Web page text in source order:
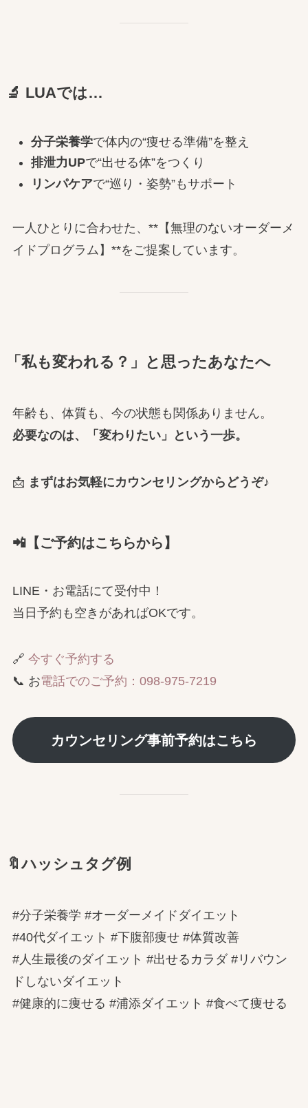
🔬 LUAでは…
分子栄養学で体内の“痩せる準備”を整え
排泄力UPで“出せる体”をつくり
リンパケアで“巡り・姿勢”もサポート
一人ひとりに合わせた、**【無理のないオーダーメ
イドプログラム】**をご提案しています。
「私も変われる？」と思ったあなたへ
年齢も、体質も、今の状態も関係ありません。
必要なのは、「変わりたい」という一歩。
📩 まずはお気軽にカウンセリングからどうぞ♪
📲【ご予約はこちらから】
LINE・お電話にて受付中！
当日予約も空きがあればOKです。
🔗 今すぐ予約する
📞 お電話でのご予約：098-975-7219
カウンセリング事前予約はこちら
🔖ハッシュタグ例
#分子栄養学 #オーダーメイドダイエット
#40代ダイエット #下腹部痩せ #体質改善
#人生最後のダイエット #出せるカラダ #リバウン
ドしないダイエット
#健康的に痩せる #浦添ダイエット #食べて痩せる